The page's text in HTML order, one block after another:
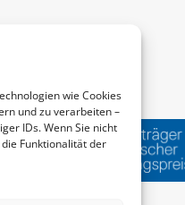
wie Cookies
und zu verarbeiten –
IDs. Wenn Sie nicht
Funktionalität der